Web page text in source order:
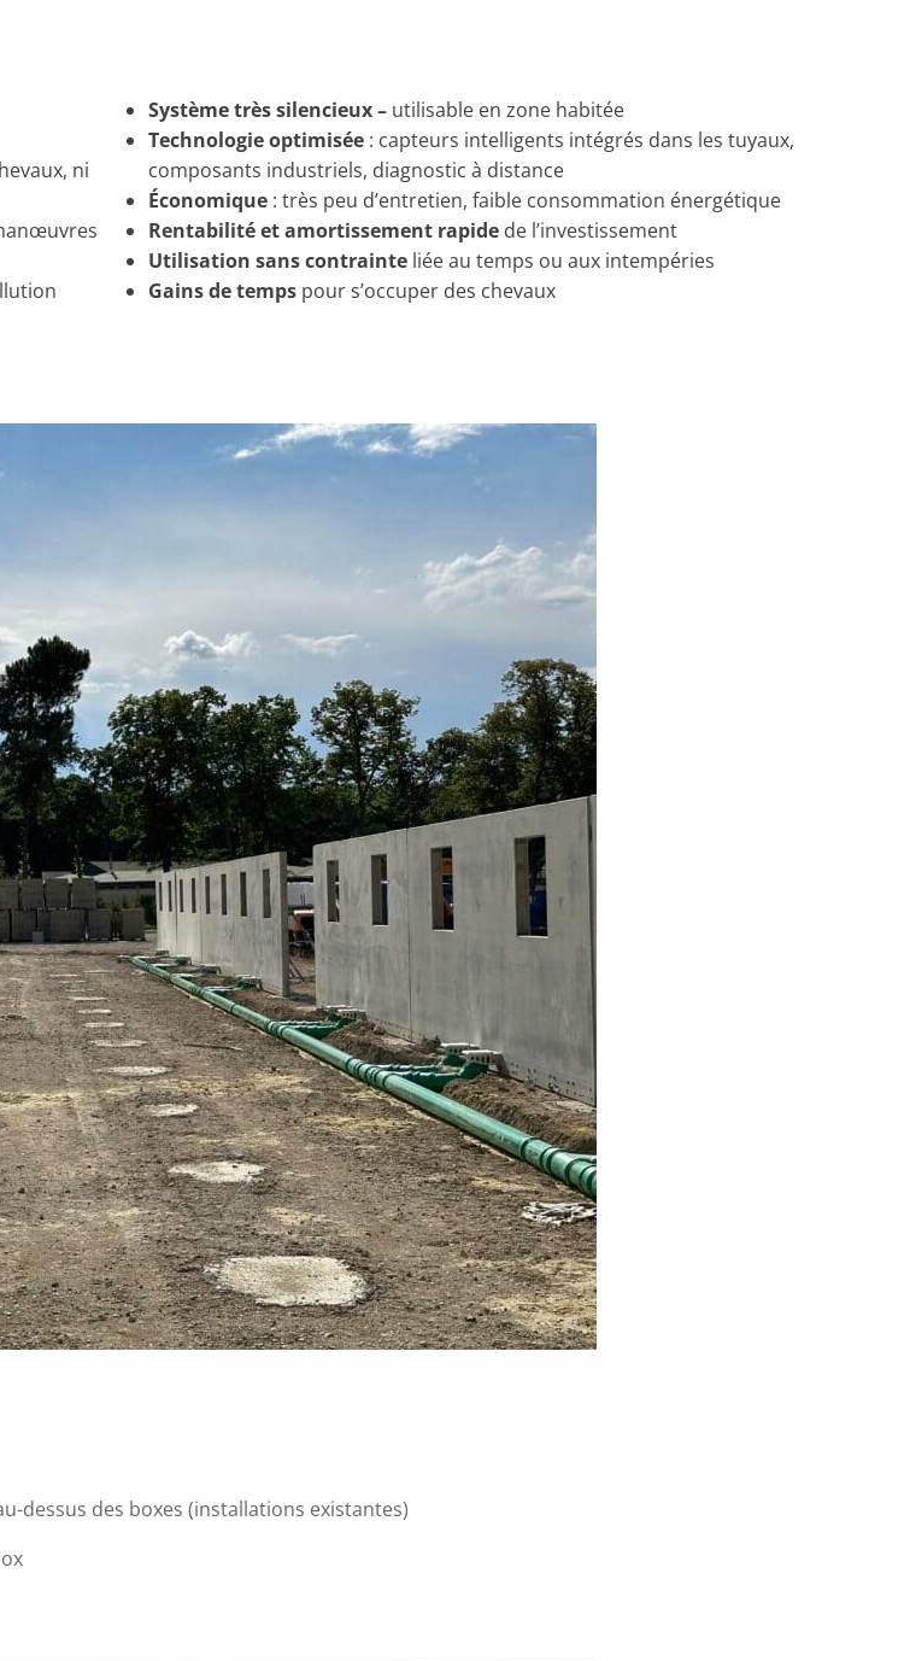
ni
Système très silencieux – utilisable en zone habitée
Technologie optimisée : capteurs intelligents intégrés dans les tuyaux,
composants industriels, diagnostic à distance
Économique : très peu d’entretien, faible consommation énergétique
Rentabilité et amortissement rapide de l’investissement
Utilisation sans contrainte liée au temps ou aux intempéries
Gains de temps pour s’occuper des chevaux
dessus des boxes (installations existantes)